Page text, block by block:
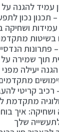
עמיד להגנה
תכנון נכון
עמידות
בשיטות
פתרונות
תוך שמירה
יעילה מפני
מתקדמים
רכיב קריטי
מתקדמת
ושחיקה: איך
שלך